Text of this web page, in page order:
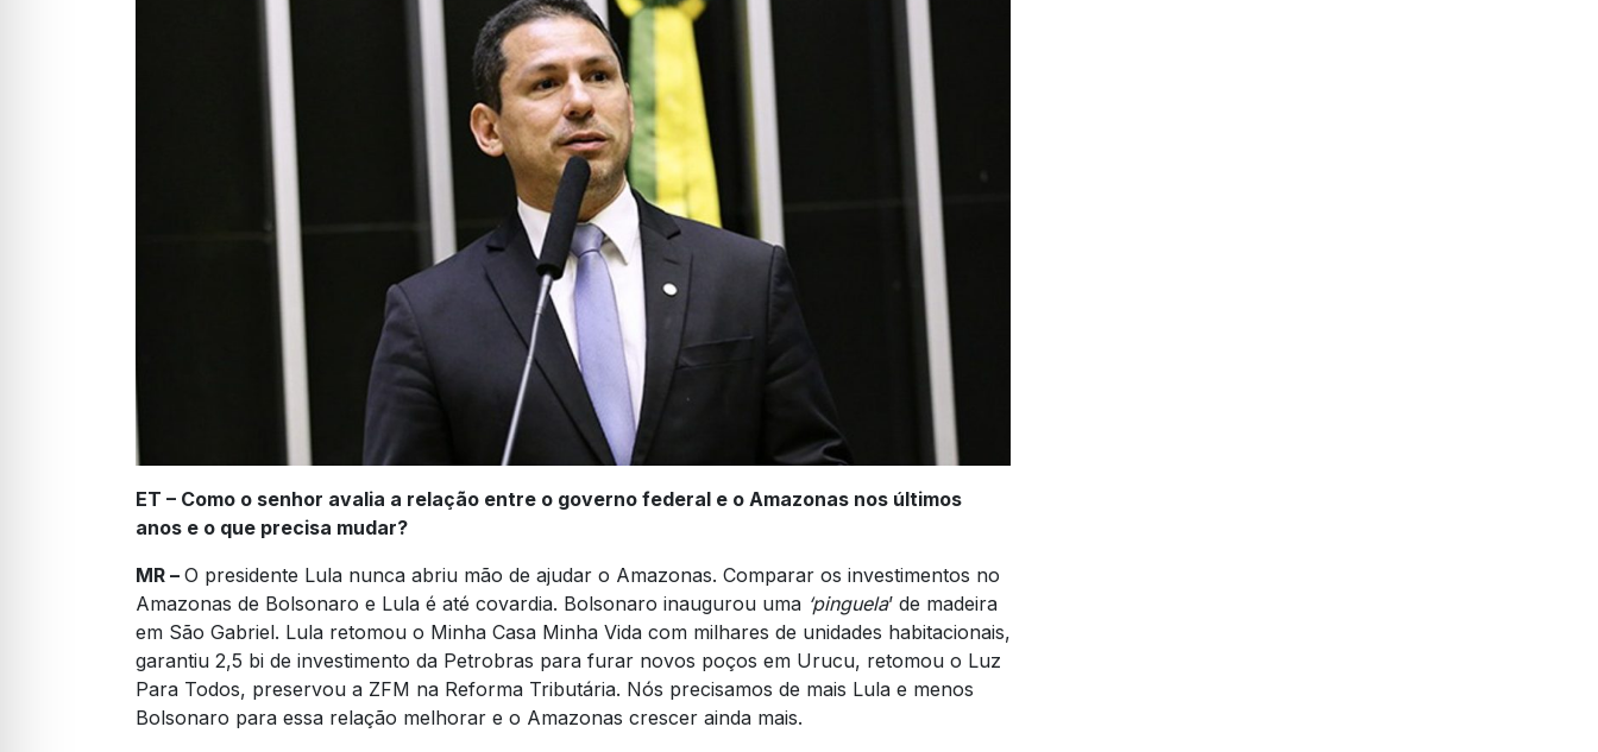
ET – Como o senhor avalia a relação entre o governo federal e o Amazonas nos últimos
anos e o que precisa mudar?
MR – O presidente Lula nunca abriu mão de ajudar o Amazonas. Comparar os investimentos no
Amazonas de Bolsonaro e Lula é até covardia. Bolsonaro inaugurou uma ‘pinguela’ de madeira
em São Gabriel. Lula retomou o Minha Casa Minha Vida com milhares de unidades habitacionais,
garantiu 2,5 bi de investimento da Petrobras para furar novos poços em Urucu, retomou o Luz
Para Todos, preservou a ZFM na Reforma Tributária. Nós precisamos de mais Lula e menos
Bolsonaro para essa relação melhorar e o Amazonas crescer ainda mais.